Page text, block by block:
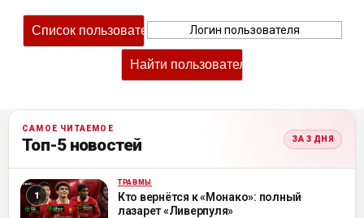
САМОЕ ЧИТАЕМОЕ
Топ-5 новостей ЗА 3 ДНЯ
ML ТРАВМЫ
Кто вернётся к «Монако»: полный
лазарет «Ливерпуля»